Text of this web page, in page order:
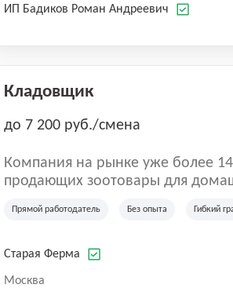
ИП Бадиков Роман Андреевич
Кладовщик
до 7 200 руб./смена
Компания на рынке уже более
продающих зоотовары для
крупнейших маркетплейсах
товаров по всей территории
SKU, премиальные бренды
Прямой работодатель Без опыта Гибкий
Старая Ферма
Москва